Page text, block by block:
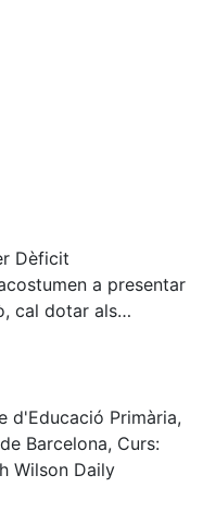
Dèficit
a presentar
cal dotar als
pràctiques que
del Departament
en l’àmbit
aquest propòsit,
L’objectiu
professorat. Per fer-
d'Educació Primària,
Barcelona, Curs:
Wilson Daily